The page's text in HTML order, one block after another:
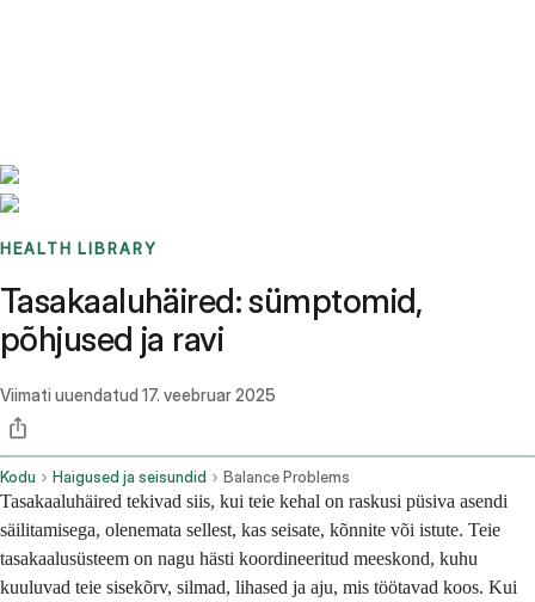
HEALTH LIBRARY
Tasakaaluhäired: sümptomid,
põhjused ja ravi
Viimati uuendatud 17. veebruar 2025
Kodu Haigused ja seisundid Balance Problems
Tasakaaluhäired tekivad siis, kui teie kehal on raskusi püsiva asendi
säilitamisega, olenemata sellest, kas seisate, kõnnite või istute. Teie
tasakaalusüsteem on nagu hästi koordineeritud meeskond, kuhu
kuuluvad teie sisekõrv, silmad, lihased ja aju, mis töötavad koos. Kui